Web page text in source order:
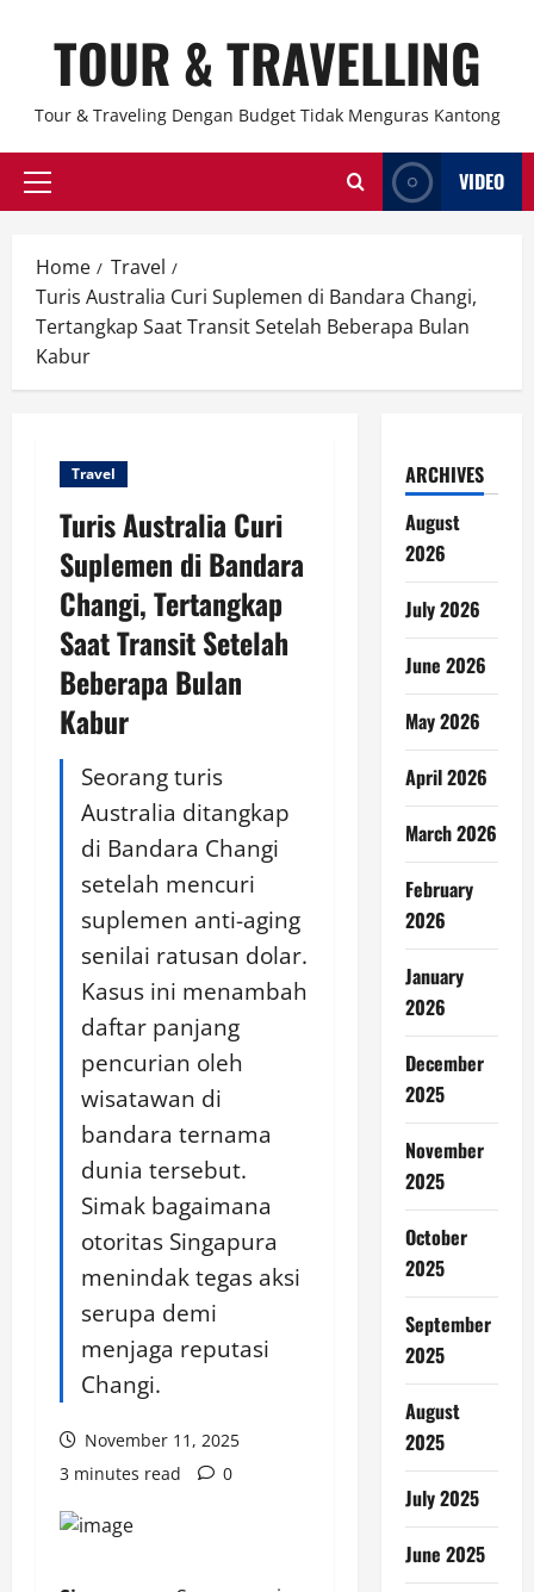
TOUR & TRAVELLING
Tour & Traveling Dengan Budget Tidak Menguras Kantong
Primary
VIDEO
Home
Travel
Turis Australia Curi Suplemen di Bandara Changi,
Tertangkap Saat Transit Setelah Beberapa Bulan
Kabur
Travel
Turis Australia Curi
Suplemen di Bandara
Changi, Tertangkap
Saat Transit Setelah
Beberapa Bulan
Kabur
Seorang turis
Australia ditangkap
di Bandara Changi
setelah mencuri
suplemen anti-aging
senilai ratusan dolar.
Kasus ini menambah
daftar panjang
pencurian oleh
wisatawan di
bandara ternama
dunia tersebut.
Simak bagaimana
otoritas Singapura
menindak tegas aksi
serupa demi
menjaga reputasi
Changi.
November 11, 2025
3 minutes read
0
ARCHIVES
August
2026
July 2026
June 2026
May 2026
April 2026
March 2026
February
2026
January
2026
December
2025
November
2025
October
2025
September
2025
August
2025
July 2025
June 2025